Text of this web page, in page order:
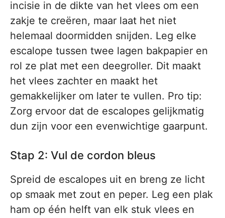
incisie in de dikte van het vlees om een
zakje te creëren, maar laat het niet
helemaal doormidden snijden. Leg elke
escalope tussen twee lagen bakpapier en
rol ze plat met een deegroller. Dit maakt
het vlees zachter en maakt het
gemakkelijker om later te vullen. Pro tip:
Zorg ervoor dat de escalopes gelijkmatig
dun zijn voor een evenwichtige gaarpunt.
Stap 2: Vul de cordon bleus
Spreid de escalopes uit en breng ze licht
op smaak met zout en peper. Leg een plak
ham op één helft van elk stuk vlees en